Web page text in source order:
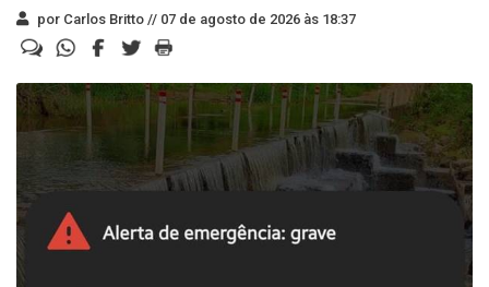
por Carlos Britto // 07 de agosto de 2026 às 18:37